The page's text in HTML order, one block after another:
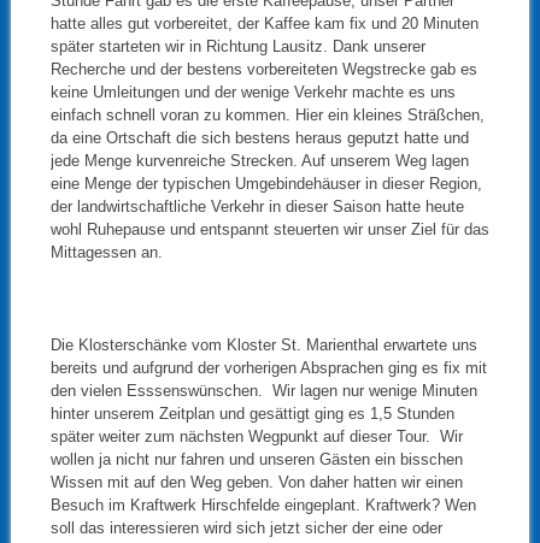
hatte alles gut vorbereitet, der Kaffee kam fix und 20 Minuten
später starteten wir in Richtung Lausitz. Dank unserer
Recherche und der bestens vorbereiteten Wegstrecke gab es
keine Umleitungen und der wenige Verkehr machte es uns
einfach schnell voran zu kommen. Hier ein kleines Sträßchen,
da eine Ortschaft die sich bestens heraus geputzt hatte und
jede Menge kurvenreiche Strecken. Auf unserem Weg lagen
eine Menge der typischen Umgebindehäuser in dieser Region,
der landwirtschaftliche Verkehr in dieser Saison hatte heute
wohl Ruhepause und entspannt steuerten wir unser Ziel für das
Mittagessen an.
Die Klosterschänke vom Kloster St. Marienthal erwartete uns
bereits und aufgrund der vorherigen Absprachen ging es fix mit
den vielen Esssenswünschen. Wir lagen nur wenige Minuten
hinter unserem Zeitplan und gesättigt ging es 1,5 Stunden
später weiter zum nächsten Wegpunkt auf dieser Tour. Wir
wollen ja nicht nur fahren und unseren Gästen ein bisschen
Wissen mit auf den Weg geben. Von daher hatten wir einen
Besuch im Kraftwerk Hirschfelde eingeplant. Kraftwerk? Wen
soll das interessieren wird sich jetzt sicher der eine oder